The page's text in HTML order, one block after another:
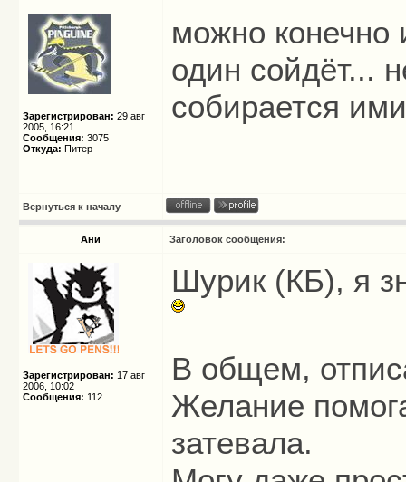
Зарегистрирован: 29 авг
2005, 16:21
Сообщения: 3075
Откуда: Питер
можно конечно
один сойдёт...
собирается
Вернуться к началу
Ани Заголовок сообщения:
Зарегистрирован: 17 авг
2006, 10:02
Сообщения: 112
Шурик (КБ), я
В общем,
Желание
затевала.